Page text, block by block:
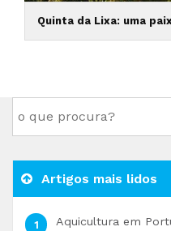
Quinta da Lixa: uma
Artigos mais lidos
Aquicultura em